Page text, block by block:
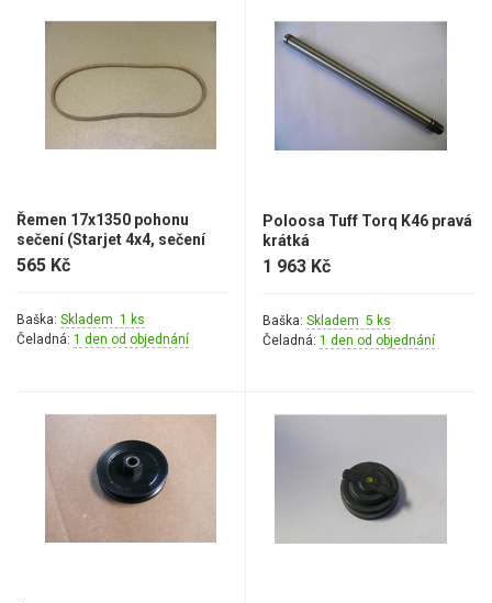
Řemen 17x1350 pohonu
sečení (Starjet 4x4, sečení
102 cm)
565 Kč
Baška: Skladem 1 ks
Čeladná: 1 den od objednání
Poloosa Tuff Torq K46 pravá
krátká
1 963 Kč
Baška: Skladem 5 ks
Čeladná: 1 den od objednání